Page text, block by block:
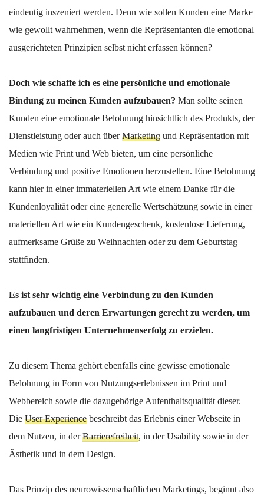
eindeutig inszeniert werden. Denn wie sollen Kunden eine Marke
wie gewollt wahrnehmen, wenn die Repräsentanten die emotional
ausgerichteten Prinzipien selbst nicht erfassen können?
Doch wie schaffe ich es eine persönliche und emotionale
Bindung zu meinen Kunden aufzubauen? Man sollte seinen
Kunden eine emotionale Belohnung hinsichtlich des Produkts, der
Dienstleistung oder auch überMarketing und Repräsentation mit
Medien wie Print und Web bieten, um eine persönliche
Verbindung und positive Emotionen herzustellen. Eine Belohnung
kann hier in einer immateriellen Art wie einem Danke für die
Kundenloyalität oder eine generelle Wertschätzung sowie in einer
materiellen Art wie ein Kundengeschenk, kostenlose Lieferung,
aufmerksame Grüße zu Weihnachten oder zu dem Geburtstag
stattfinden.
Es ist sehr wichtig eine Verbindung zu den Kunden
aufzubauen und deren Erwartungen gerecht zu werden, um
einen langfristigen Unternehmenserfolg zu erzielen.
Zu diesem Thema gehört ebenfalls eine gewisse emotionale
Belohnung in Form von Nutzungserlebnissen im Print und
Webbereich sowie die dazugehörige Aufenthaltsqualität dieser.
Die User Experience beschreibt das Erlebnis einer Webseite in
dem Nutzen, in derBarrierefreiheit, in der Usability sowie in der
Ästhetik und in dem Design.
Das Prinzip des neurowissenschaftlichen Marketings, beginnt also